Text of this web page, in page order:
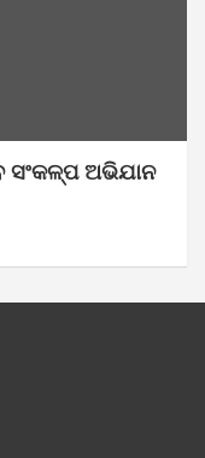
ସଂକଳ୍ପ ଅଭିଯାନ